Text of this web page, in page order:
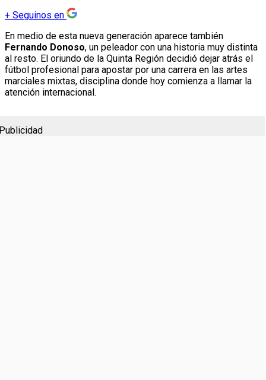
+ Seguinos en
En medio de esta nueva generación aparece también
Fernando Donoso, un peleador con una historia muy distinta
al resto. El oriundo de la Quinta Región decidió dejar atrás el
fútbol profesional para apostar por una carrera en las artes
marciales mixtas, disciplina donde hoy comienza a llamar la
atención internacional.